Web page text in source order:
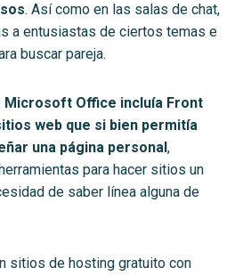
. Así como en las salas de chat,
a entusiastas de ciertos temas e
buscar pareja.
Microsoft Office incluía Front
web que si bien permitía
una página personal,
para hacer sitios un
de saber línea alguna de
sitios de hosting gratuito con